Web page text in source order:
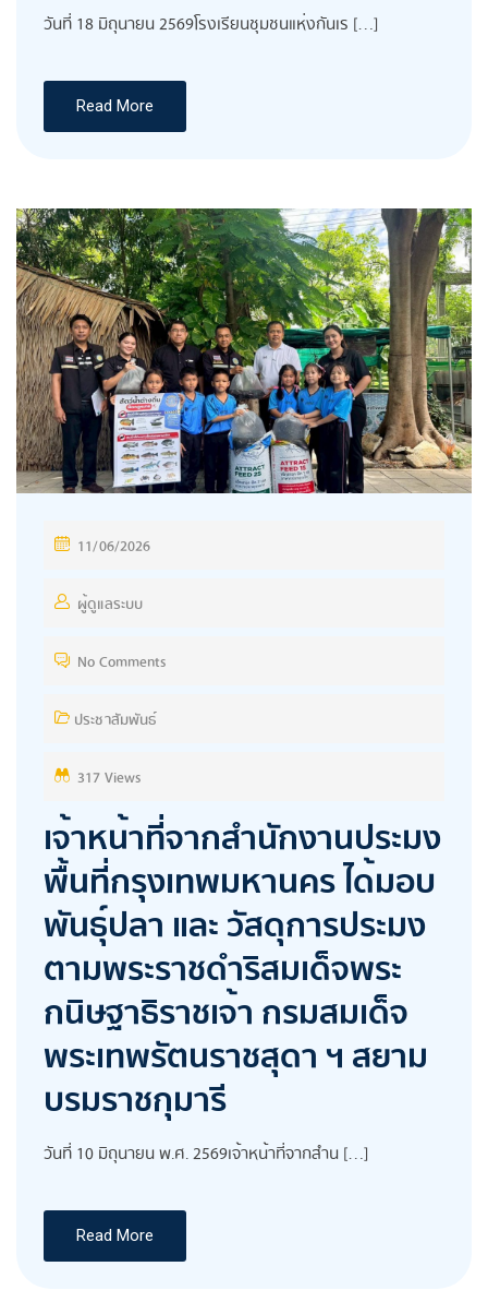
วันที่ 18 มิถุนายน 2569โรงเรียนชุมชนแห่งกันเร […]
Read More
P
S
E
O
11/06/2026
ผู้ดูแลระบบ
No Comments
ประชาสัมพันธ์
317 Views
เจ้าหน้าที่จากสำนักงานประมง
พื้นที่กรุงเทพมหานคร ได้มอบ
พันธุ์ปลา และ วัสดุการประมง
ตามพระราชดำริสมเด็จพระ
กนิษฐาธิราชเจ้า กรมสมเด็จ
พระเทพรัตนราชสุดา ฯ สยาม
บรมราชกุมารี
วันที่ 10 มิถุนายน พ.ศ. 2569เจ้าหน้าที่จากสำน […]
Read More